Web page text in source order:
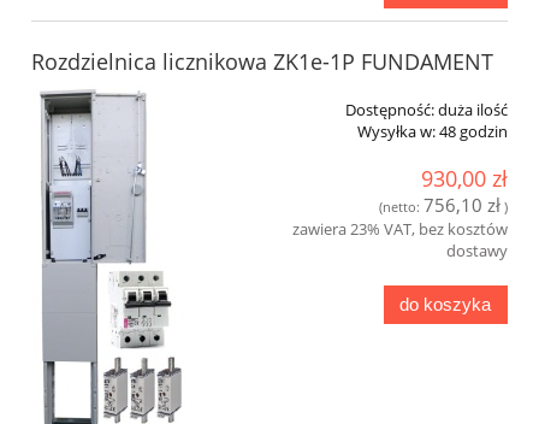
Rozdzielnica licznikowa ZK1e-1P FUNDAMENT
Dostępność:duża ilość
Wysyłka w:48 godzin
930,00 zł
(netto: 756,10 zł )
zawiera 23% VAT, bez kosztów
dostawy
do koszyka